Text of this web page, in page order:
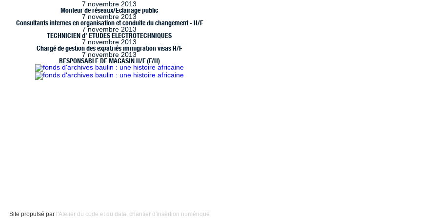
7 novembre 2013
Monteur de réseaux/Eclairage public
7 novembre 2013
Consultants internes en organisation et conduite du changement - H/F
7 novembre 2013
TECHNICIEN d’ ETUDES ELECTROTECHNIQUES
7 novembre 2013
Chargé de gestion des expatriés immigration visas H/F
7 novembre 2013
RESPONSABLE DE MAGASIN H/F (F/H)
Site propulsé par l'Atelier du code et du data, chantier d'insertion numérique